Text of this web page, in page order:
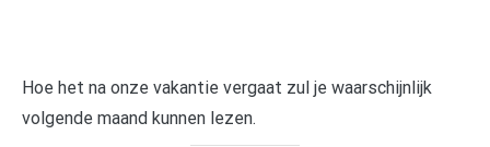
Hoe het na onze vakantie vergaat zul je waarschijnlijk
volgende maand kunnen lezen.